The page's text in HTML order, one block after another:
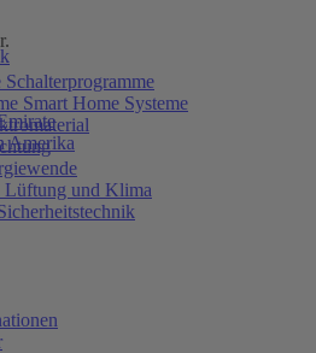
Amerika
Schalterprogramme
Smart Home Systeme
Lüftung und Klima